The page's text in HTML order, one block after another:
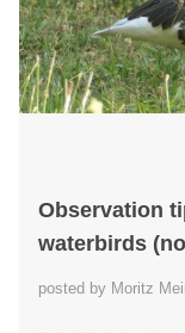
Observation
waterbirds
posted by Moritz